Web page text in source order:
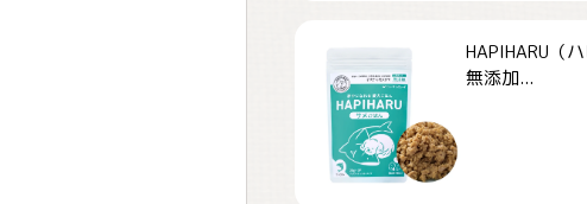
HAPIHARU（
無添加...